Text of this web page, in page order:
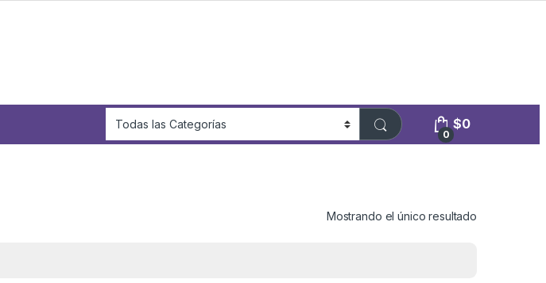
0
$0
Mostrando el único resultado